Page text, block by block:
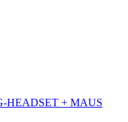
HEADSET + MAUS